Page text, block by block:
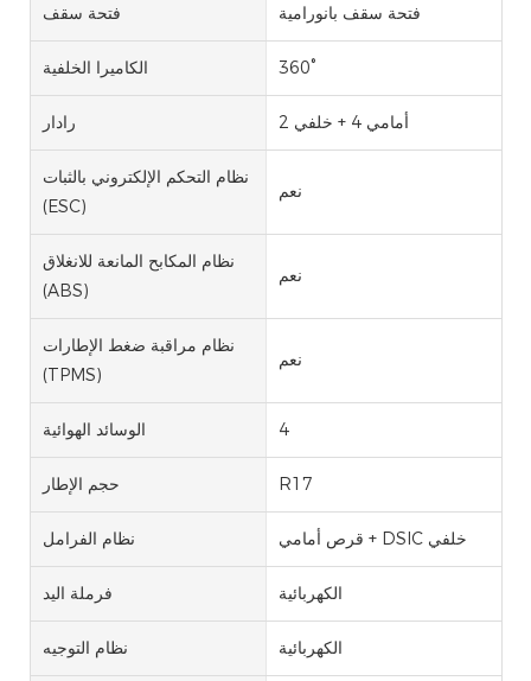
فتحة سقف فتحة سقف بانورامية
الكاميرا الخلفية 360°
رادار أمامي 4 + خلفي 2
نظام التحكم الإلكتروني بالثبات
(ESC)
نعم
نظام المكابح المانعة للانغلاق
(ABS)
نعم
نظام مراقبة ضغط الإطارات
(TPMS)
نعم
الوسائد الهوائية 4
حجم الإطار R17
نظام الفرامل قرص أمامي + DSIC خلفي
فرملة اليد الكهربائية
نظام التوجيه الكهربائية